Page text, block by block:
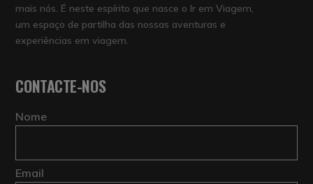
mais nós. É neste espírito que nasce o Ir em Viagem,
um espaço de partilha das nossas aventuras e
experiências em viagem.
CONTACTE-NOS
Nome
Email